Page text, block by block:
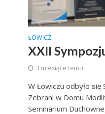
ŁOWICZ
XXII
3 miesiące temu
W Łowiczu odbyło się
Zebrani w Domu
Seminarium